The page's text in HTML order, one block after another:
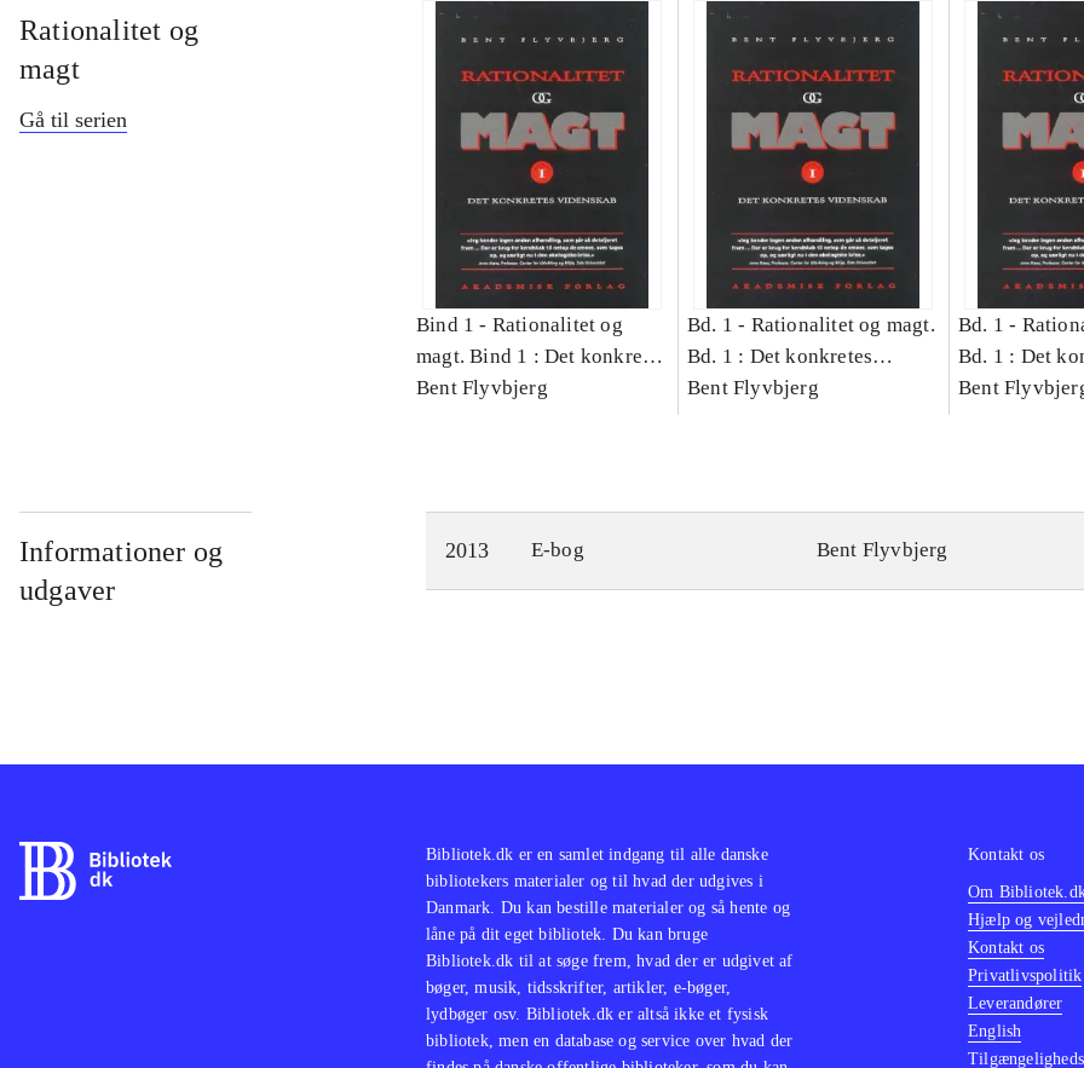
Rationalitet og
magt
Gå til serien
Bind 1 - Rationalitet og
magt. Bind 1 : Det konkretes
videnskab
Bent Flyvbjerg
Bd. 1 - Rationalitet og magt.
Bd. 1 : Det konkretes
videnskab
Bent Flyvbjerg
Bd. 1 -
Bd. 1 : Det
videnskab
Bent
Informationer og
udgaver
2013 E-bog Bent Flyvbjerg
Bibliotek.dk er en samlet indgang til alle danske
bibliotekers materialer og til hvad der udgives i
Danmark. Du kan bestille materialer og så hente og
låne på dit eget bibliotek. Du kan bruge
Bibliotek.dk til at søge frem, hvad der er udgivet af
bøger, musik, tidsskrifter, artikler, e-bøger,
lydbøger osv. Bibliotek.dk er altså ikke et fysisk
bibliotek, men en database og service over hvad der
Kontakt os
Om
Hjælp og
Kontakt os
Privatlivspolitik
Leverandører
English